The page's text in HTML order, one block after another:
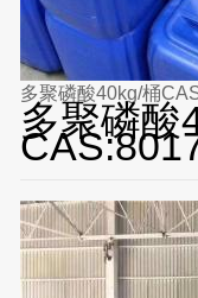
多聚磷酸40kg/桶
多聚磷酸